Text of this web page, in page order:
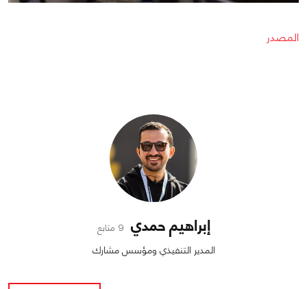
المصدر
إبراهيم حمدي 9 متابع
المدير التنفيذي ومؤسس مشارك